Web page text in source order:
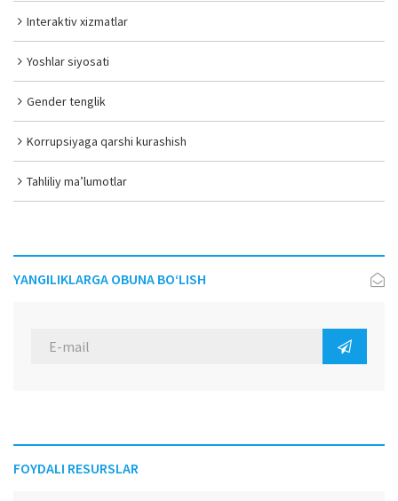
Interaktiv xizmatlar
Yoshlar siyosati
Gender tenglik
Korrupsiyaga qarshi kurashish
Tahliliy ma’lumotlar
YANGILIKLARGA OBUNA BO‘LISH
FOYDALI RESURSLAR